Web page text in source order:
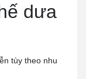
dưa
tùy theo nhu